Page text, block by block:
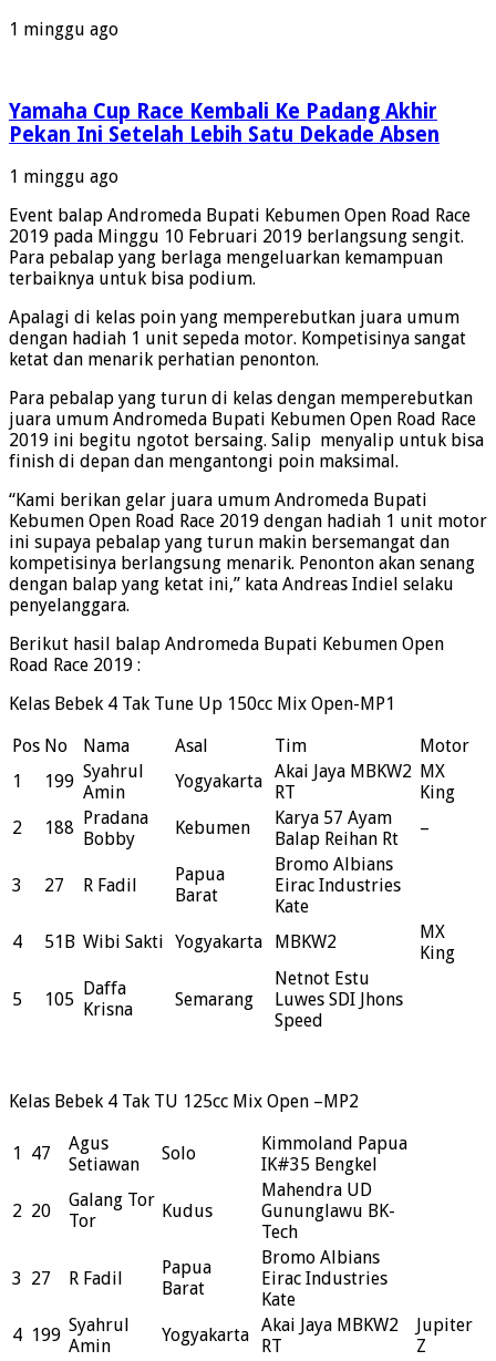
1 minggu ago
Yamaha Cup Race Kembali Ke Padang Akhir
Pekan Ini Setelah Lebih Satu Dekade Absen
1 minggu ago
Event balap Andromeda Bupati Kebumen Open Road Race
2019 pada Minggu 10 Februari 2019 berlangsung sengit.
Para pebalap yang berlaga mengeluarkan kemampuan
terbaiknya untuk bisa podium.
Apalagi di kelas poin yang memperebutkan juara umum
dengan hadiah 1 unit sepeda motor. Kompetisinya sangat
ketat dan menarik perhatian penonton.
Para pebalap yang turun di kelas dengan memperebutkan
juara umum Andromeda Bupati Kebumen Open Road Race
2019 ini begitu ngotot bersaing. Salip menyalip untuk bisa
finish di depan dan mengantongi poin maksimal.
“Kami berikan gelar juara umum Andromeda Bupati
Kebumen Open Road Race 2019 dengan hadiah 1 unit motor
ini supaya pebalap yang turun makin bersemangat dan
kompetisinya berlangsung menarik. Penonton akan senang
dengan balap yang ketat ini,” kata Andreas Indiel selaku
penyelanggara.
Berikut hasil balap Andromeda Bupati Kebumen Open
Road Race 2019 :
Kelas Bebek 4 Tak Tune Up 150cc Mix Open-MP1
Pos No Nama Asal Tim
Motor
1
199 Syahrul
Amin
Yogyakarta Akai Jaya MBKW2
RT
MX
King
2
188
Pradana
Bobby
Kebumen
Karya 57 Ayam
Balap Reihan Rt
–
3 27 R Fadil
Papua
Barat
Bromo Albians
Eirac Industries
Kate
4
51B Wibi Sakti Yogyakarta MBKW2
MX
King
5 105
Daffa
Krisna
Semarang
Netnot Estu
Luwes SDI Jhons
Speed
Kelas Bebek 4 Tak TU 125cc Mix Open –MP2
1 47
Agus
Setiawan
Solo
Kimmoland Papua
IK#35 Bengkel
2 20
Galang Tor
Tor
Kudus
Mahendra UD
Gununglawu BK-
Tech
3 27 R Fadil
Papua
Barat
Bromo Albians
Eirac Industries
Kate
4 199 Syahrul
Amin
Yogyakarta Akai Jaya MBKW2
RT
Jupiter
Z